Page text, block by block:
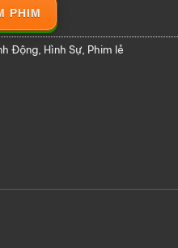
PHIM
Động, Hình Sự, Phim lẻ